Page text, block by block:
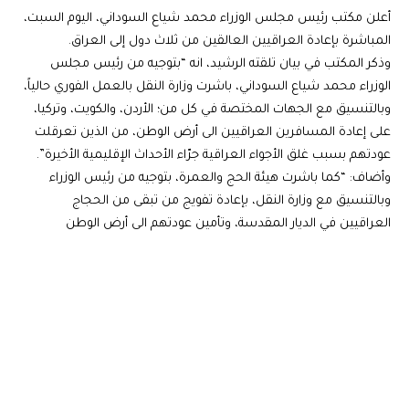
أعلن مكتب رئيس مجلس الوزراء محمد شياع السوداني، اليوم السبت،
المباشرة بإعادة العراقيين العالقين من ثلاث دول إلى العراق.
وذكر المكتب في بيان تلقته الرشيد، انه “بتوجيه من رئيس مجلس
الوزراء محمد شياع السوداني، باشرت وزارة النقل بالعمل الفوري حالياً،
وبالتنسيق مع الجهات المختصة في كل من؛ الأردن، والكويت، وتركيا،
على إعادة المسافرين العراقيين الى أرض الوطن، من الذين تعرقلت
عودتهم بسبب غلق الأجواء العراقية جرّاء الأحداث الإقليمية الأخيرة”.
وأضاف: “كما باشرت هيئة الحج والعمرة، بتوجيه من رئيس الوزراء
وبالتنسيق مع وزارة النقل، بإعادة تفويج من تبقى من الحجاج
العراقيين في الديار المقدسة، وتأمين عودتهم الى أرض الوطن